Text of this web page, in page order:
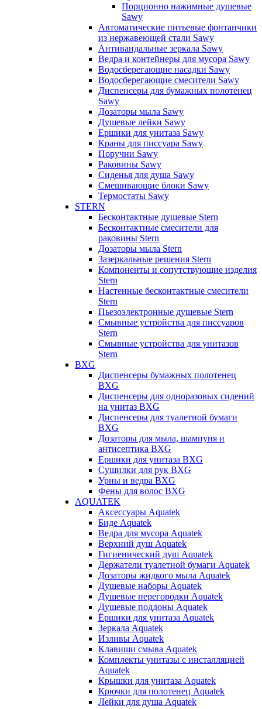
Порционно нажимные душевые
Sawy
Автоматические питьевые фонтанчики
из нержавеющей стали Sawy
Антивандальные зеркала Sawy
Ведра и контейнеры для мусора Sawy
Водосберегающие насадки Sawy
Водосберегающие смесители Sawy
Диспенсеры для бумажных полотенец
Sawy
Дозаторы мыла Sawy
Душевые лейки Sawy
Ершики для унитаза Sawy
Краны для писсуара Sawy
Поручни Sawy
Раковины Sawy
Сиденья для душа Sawy
Смешивающие блоки Sawy
Термостаты Sawy
STERN
Бесконтактные душевые Stern
Бесконтактные смесители для
раковины Stern
Дозаторы мыла Stern
Зазеркальные решения Stern
Компоненты и сопутствующие изделия
Stern
Настенные бесконтактные смесители
Stern
Пьезоэлектронные душевые Stern
Смывные устройства для писсуаров
Stern
Смывные устройства для унитазов
Stern
BXG
Диспенсеры бумажных полотенец
BXG
Диспенсеры для одноразовых сидений
на унитаз BXG
Диспенсеры для туалетной бумаги
BXG
Дозаторы для мыла, шампуня и
антисептика BXG
Ершики для унитаза BXG
Сушилки для рук BXG
Урны и ведра BXG
Фены для волос BXG
AQUATEK
Аксессуары Aquatek
Биде Aquatek
Ведра для мусора Aquatek
Верхний душ Aquatek
Гигиенический душ Aquatek
Держатели туалетной бумаги Aquatek
Дозаторы жидкого мыла Aquatek
Душевые наборы Aquatek
Душевые перегородки Aquatek
Душевые поддоны Aquatek
Ёршики для унитаза Aquatek
Зеркала Aquatek
Изливы Aquatek
Клавиши смыва Aquatek
Комплекты унитазы с инсталляцией
Aquatek
Крышки для унитаза Aquatek
Крючки для полотенец Aquatek
Лейки для душа Aquatek